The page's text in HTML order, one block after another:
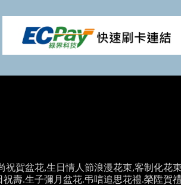
祝賀盆花,生日情人節浪漫花束,客制化花
壽.生子彌月盆花.弔唁追思花禮.榮陞賀